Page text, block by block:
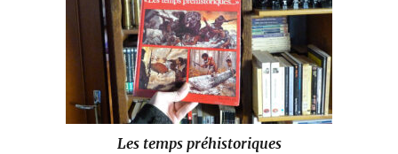
Les temps préhistoriques